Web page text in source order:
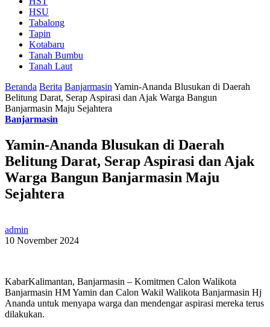
HSU
Tabalong
Tapin
Kotabaru
Tanah Bumbu
Tanah Laut
Beranda Berita Banjarmasin Yamin-Ananda Blusukan di Daerah
Belitung Darat, Serap Aspirasi dan Ajak Warga Bangun
Banjarmasin Maju Sejahtera
Banjarmasin
Yamin-Ananda Blusukan di Daerah
Belitung Darat, Serap Aspirasi dan Ajak
Warga Bangun Banjarmasin Maju
Sejahtera
admin
10 November 2024
KabarKalimantan, Banjarmasin – Komitmen Calon Walikota
Banjarmasin HM Yamin dan Calon Wakil Walikota Banjarmasin Hj
Ananda untuk menyapa warga dan mendengar aspirasi mereka terus
dilakukan.